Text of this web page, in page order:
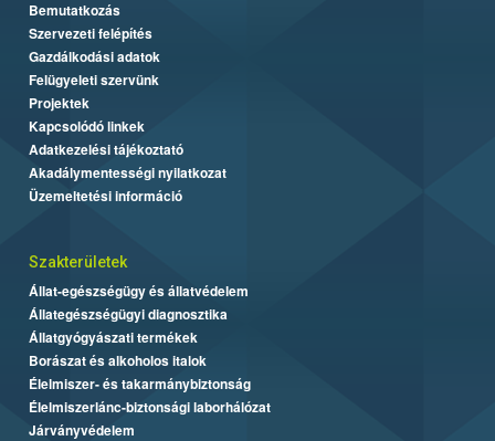
Bemutatkozás
Szervezeti felépítés
Gazdálkodási adatok
Felügyeleti szervünk
Projektek
Kapcsolódó linkek
Adatkezelési tájékoztató
Akadálymentességi nyilatkozat
Üzemeltetési információ
Szakterületek
Állat-egészségügy és állatvédelem
Állategészségügyi diagnosztika
Állatgyógyászati termékek
Borászat és alkoholos italok
Élelmiszer- és takarmánybiztonság
Élelmiszerlánc-biztonsági laborhálózat
Járványvédelem